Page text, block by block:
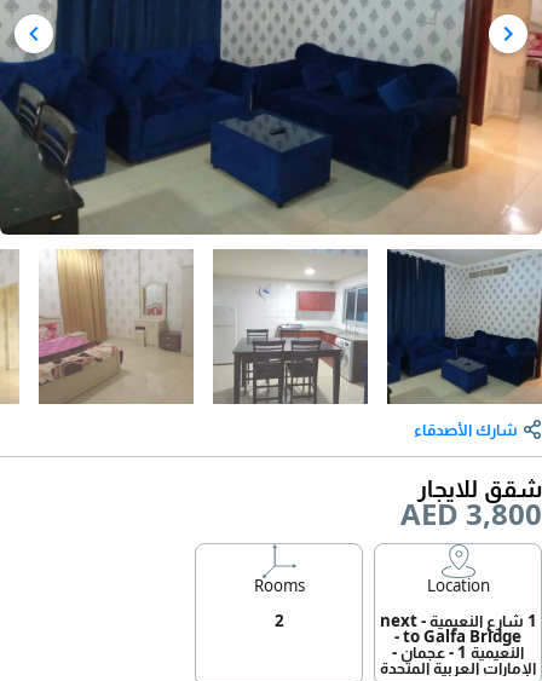
شارك الأصدقاء
شقق للايجار
AED 3,800
Location
1 شارع النعيمية - next
to Galfa Bridge -
النعيمية 1 - عجمان -
الإمارات العربية المتحدة
Rooms
2